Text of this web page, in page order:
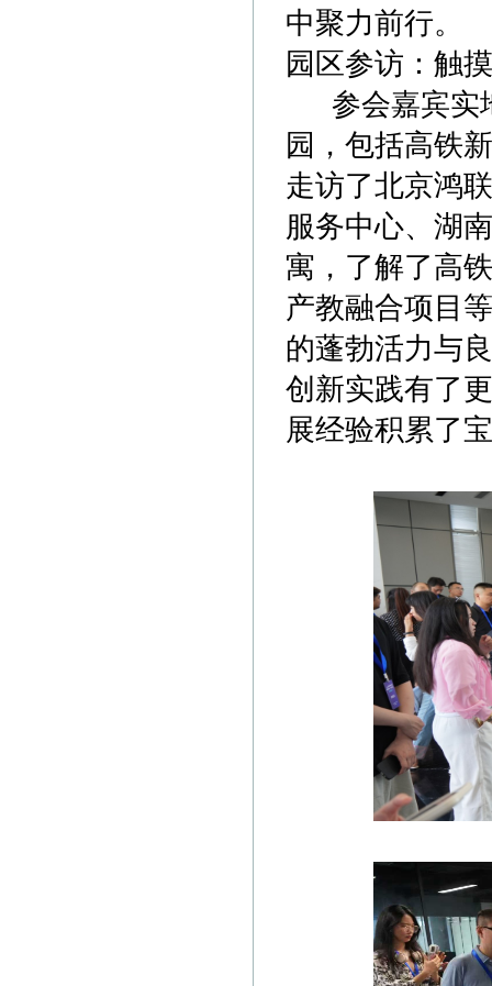
中聚力前行。
园区参访：触
参会嘉宾实
园，包括高铁
走访了北京鸿
服务中心、湖
寓，了解了高
产教融合项目
的蓬勃活力与
创新实践有了
展经验积累了